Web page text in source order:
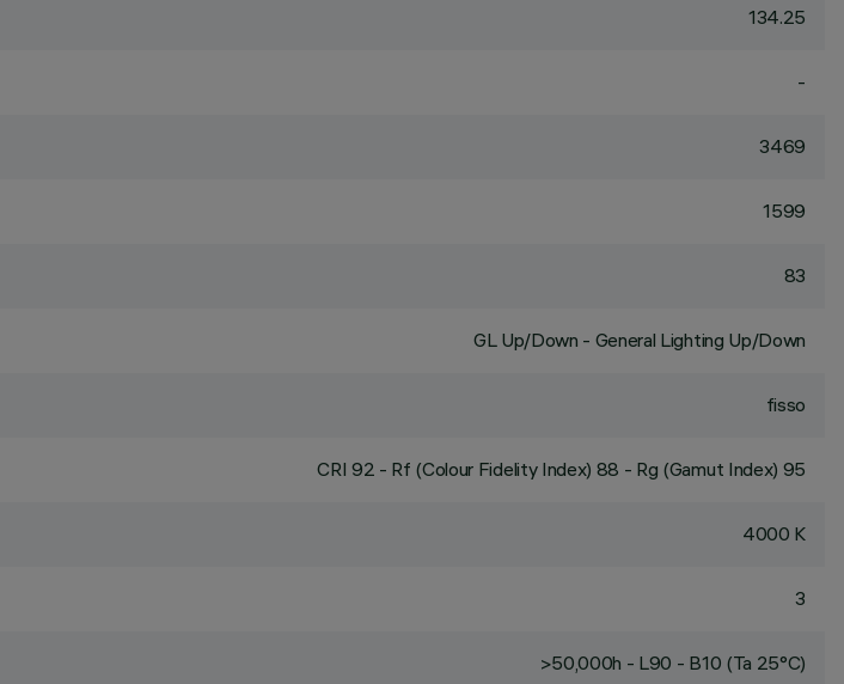
134.25
-
3469
1599
83
GL Up/Down - General Lighting Up/Down
fisso
CRI 92 - Rf (Colour Fidelity Index) 88 - Rg (Gamut Index) 95
4000 K
3
>50,000h - L90 - B10 (Ta 25°C)